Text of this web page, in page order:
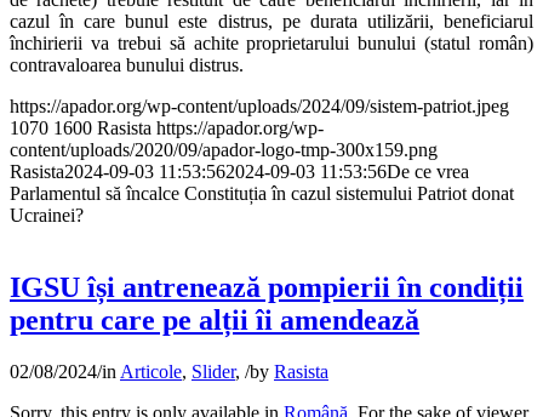
cazul în care bunul este distrus, pe durata utilizării, beneficiarul
închirierii va trebui să achite proprietarului bunului (statul român)
contravaloarea bunului distrus.
https://apador.org/wp-content/uploads/2024/09/sistem-patriot.jpeg
1070 1600 Rasista https://apador.org/wp-
content/uploads/2020/09/apador-logo-tmp-300x159.png
Rasista2024-09-03 11:53:562024-09-03 11:53:56De ce vrea
Parlamentul să încalce Constituția în cazul sistemului Patriot donat
Ucrainei?
IGSU își antrenează pompierii în condiții
pentru care pe alții îi amendează
02/08/2024/in Articole, Slider, /by Rasista